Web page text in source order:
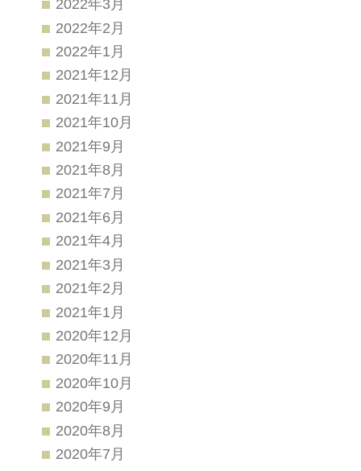
2022年3月
2022年2月
2022年1月
2021年12月
2021年11月
2021年10月
2021年9月
2021年8月
2021年7月
2021年6月
2021年4月
2021年3月
2021年2月
2021年1月
2020年12月
2020年11月
2020年10月
2020年9月
2020年8月
2020年7月